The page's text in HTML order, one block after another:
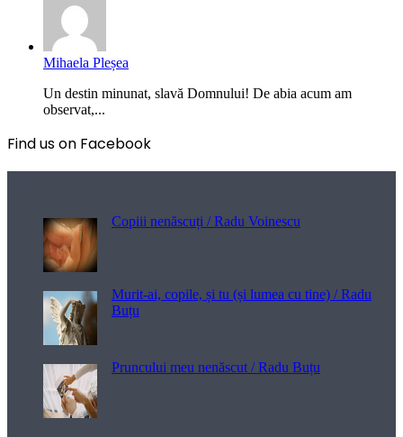
Mihaela Pleșea
Un destin minunat, slavă Domnului! De abia acum am
observat,...
Find us on Facebook
Copiii nenăscuți / Radu Voinescu
Murit-ai, copile, și tu (și lumea cu tine) / Radu
Buțu
Pruncului meu nenăscut / Radu Buțu